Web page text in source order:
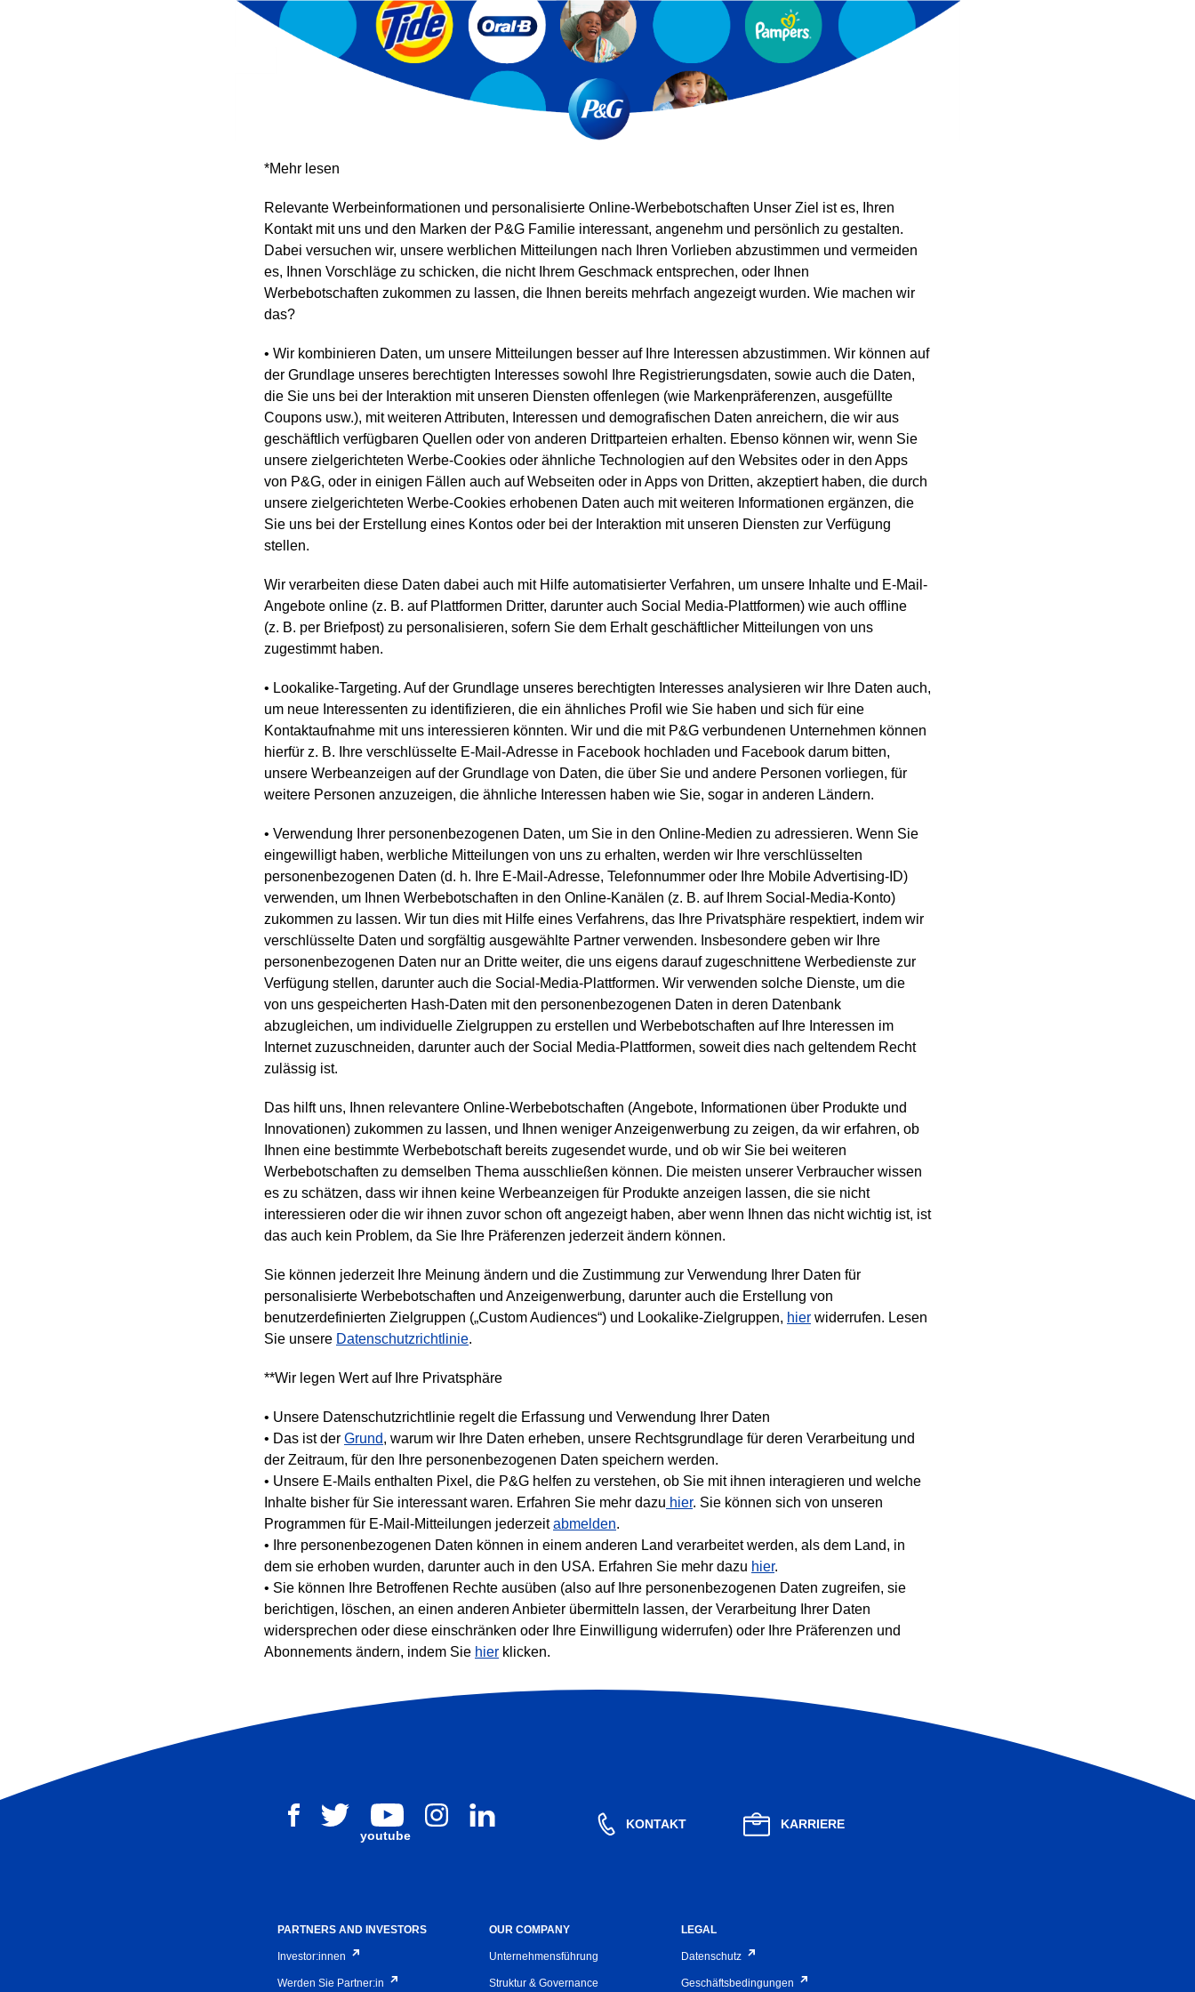
*Mehr lesen
Relevante Werbeinformationen und personalisierte Online-Werbebotschaften Unser Ziel ist es, Ihren
Kontakt mit uns und den Marken der P&G Familie interessant, angenehm und persönlich zu gestalten.
Dabei versuchen wir, unsere werblichen Mitteilungen nach Ihren Vorlieben abzustimmen und vermeiden
es, Ihnen Vorschläge zu schicken, die nicht Ihrem Geschmack entsprechen, oder Ihnen
Werbebotschaften zukommen zu lassen, die Ihnen bereits mehrfach angezeigt wurden. Wie machen wir
das?
• Wir kombinieren Daten, um unsere Mitteilungen besser auf Ihre Interessen abzustimmen. Wir können auf
der Grundlage unseres berechtigten Interesses sowohl Ihre Registrierungsdaten, sowie auch die Daten,
die Sie uns bei der Interaktion mit unseren Diensten offenlegen (wie Markenpräferenzen, ausgefüllte
Coupons usw.), mit weiteren Attributen, Interessen und demografischen Daten anreichern, die wir aus
geschäftlich verfügbaren Quellen oder von anderen Drittparteien erhalten. Ebenso können wir, wenn Sie
unsere zielgerichteten Werbe-Cookies oder ähnliche Technologien auf den Websites oder in den Apps
von P&G, oder in einigen Fällen auch auf Webseiten oder in Apps von Dritten, akzeptiert haben, die durch
unsere zielgerichteten Werbe-Cookies erhobenen Daten auch mit weiteren Informationen ergänzen, die
Sie uns bei der Erstellung eines Kontos oder bei der Interaktion mit unseren Diensten zur Verfügung
stellen.
Wir verarbeiten diese Daten dabei auch mit Hilfe automatisierter Verfahren, um unsere Inhalte und E-Mail-
Angebote online (z. B. auf Plattformen Dritter, darunter auch Social Media-Plattformen) wie auch offline
(z. B. per Briefpost) zu personalisieren, sofern Sie dem Erhalt geschäftlicher Mitteilungen von uns
zugestimmt haben.
• Lookalike-Targeting. Auf der Grundlage unseres berechtigten Interesses analysieren wir Ihre Daten auch,
um neue Interessenten zu identifizieren, die ein ähnliches Profil wie Sie haben und sich für eine
Kontaktaufnahme mit uns interessieren könnten. Wir und die mit P&G verbundenen Unternehmen können
hierfür z. B. Ihre verschlüsselte E-Mail-Adresse in Facebook hochladen und Facebook darum bitten,
unsere Werbeanzeigen auf der Grundlage von Daten, die über Sie und andere Personen vorliegen, für
weitere Personen anzuzeigen, die ähnliche Interessen haben wie Sie, sogar in anderen Ländern.
• Verwendung Ihrer personenbezogenen Daten, um Sie in den Online-Medien zu adressieren. Wenn Sie
eingewilligt haben, werbliche Mitteilungen von uns zu erhalten, werden wir Ihre verschlüsselten
personenbezogenen Daten (d. h. Ihre E-Mail-Adresse, Telefonnummer oder Ihre Mobile Advertising-ID)
verwenden, um Ihnen Werbebotschaften in den Online-Kanälen (z. B. auf Ihrem Social-Media-Konto)
zukommen zu lassen. Wir tun dies mit Hilfe eines Verfahrens, das Ihre Privatsphäre respektiert, indem wir
verschlüsselte Daten und sorgfältig ausgewählte Partner verwenden. Insbesondere geben wir Ihre
personenbezogenen Daten nur an Dritte weiter, die uns eigens darauf zugeschnittene Werbedienste zur
Verfügung stellen, darunter auch die Social-Media-Plattformen. Wir verwenden solche Dienste, um die
von uns gespeicherten Hash-Daten mit den personenbezogenen Daten in deren Datenbank
abzugleichen, um individuelle Zielgruppen zu erstellen und Werbebotschaften auf Ihre Interessen im
Internet zuzuschneiden, darunter auch der Social Media-Plattformen, soweit dies nach geltendem Recht
zulässig ist.
Das hilft uns, Ihnen relevantere Online-Werbebotschaften (Angebote, Informationen über Produkte und
Innovationen) zukommen zu lassen, und Ihnen weniger Anzeigenwerbung zu zeigen, da wir erfahren, ob
Ihnen eine bestimmte Werbebotschaft bereits zugesendet wurde, und ob wir Sie bei weiteren
Werbebotschaften zu demselben Thema ausschließen können. Die meisten unserer Verbraucher wissen
es zu schätzen, dass wir ihnen keine Werbeanzeigen für Produkte anzeigen lassen, die sie nicht
interessieren oder die wir ihnen zuvor schon oft angezeigt haben, aber wenn Ihnen das nicht wichtig ist, ist
das auch kein Problem, da Sie Ihre Präferenzen jederzeit ändern können.
Sie können jederzeit Ihre Meinung ändern und die Zustimmung zur Verwendung Ihrer Daten für
personalisierte Werbebotschaften und Anzeigenwerbung, darunter auch die Erstellung von
benutzerdefinierten Zielgruppen („Custom Audiences“) und Lookalike-Zielgruppen, hier widerrufen. Lesen
Sie unsere Datenschutzrichtlinie.
**Wir legen Wert auf Ihre Privatsphäre
• Unsere Datenschutzrichtlinie regelt die Erfassung und Verwendung Ihrer Daten
• Das ist der Grund, warum wir Ihre Daten erheben, unsere Rechtsgrundlage für deren Verarbeitung und
der Zeitraum, für den Ihre personenbezogenen Daten speichern werden.
• Unsere E-Mails enthalten Pixel, die P&G helfen zu verstehen, ob Sie mit ihnen interagieren und welche
Inhalte bisher für Sie interessant waren. Erfahren Sie mehr dazu hier. Sie können sich von unseren
Programmen für E-Mail-Mitteilungen jederzeitabmelden.
• Ihre personenbezogenen Daten können in einem anderen Land verarbeitet werden, als dem Land, in
dem sie erhoben wurden, darunter auch in den USA. Erfahren Sie mehr dazu hier.
• Sie können Ihre Betroffenen Rechte ausüben (also auf Ihre personenbezogenen Daten zugreifen, sie
berichtigen, löschen, an einen anderen Anbieter übermitteln lassen, der Verarbeitung Ihrer Daten
widersprechen oder diese einschränken oder Ihre Einwilligung widerrufen) oder Ihre Präferenzen und
Abonnements ändern, indem Sie hier klicken.
youtube
KONTAKT KARRIERE
PARTNERS AND INVESTORS
Investor:innen
Werden Sie Partner:in
OUR COMPANY
Unternehmensführung
Struktur & Governance
LEGAL
Datenschutz
Geschäftsbedingungen